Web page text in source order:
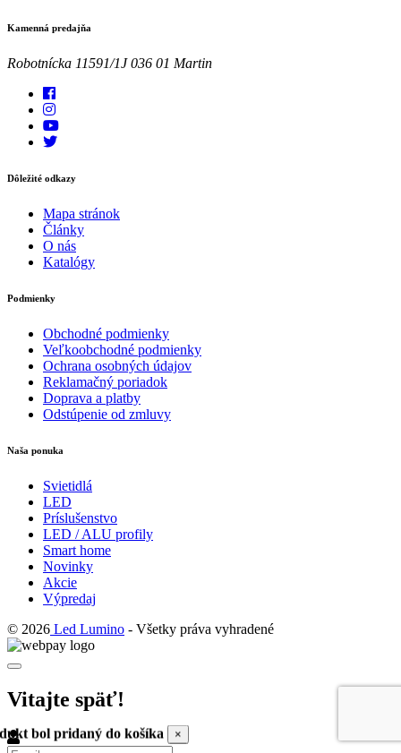
Kamenná predajňa
Robotnícka 11591/1J 036 01 Martin
Dôležité odkazy
Mapa stránok
Články
O nás
Katalógy
Podmienky
Obchodné podmienky
Veľkoobchodné podmienky
Ochrana osobných údajov
Reklamačný poriadok
Doprava a platby
Odstúpenie od zmluvy
Naša ponuka
Svietidlá
LED
Príslušenstvo
LED / ALU profily
Smart home
Novinky
Akcie
Výpredaj
© 2026 Led Lumino - Všetky práva vyhradené
Vitajte späť!
Emailbol pridaný do košíka ×